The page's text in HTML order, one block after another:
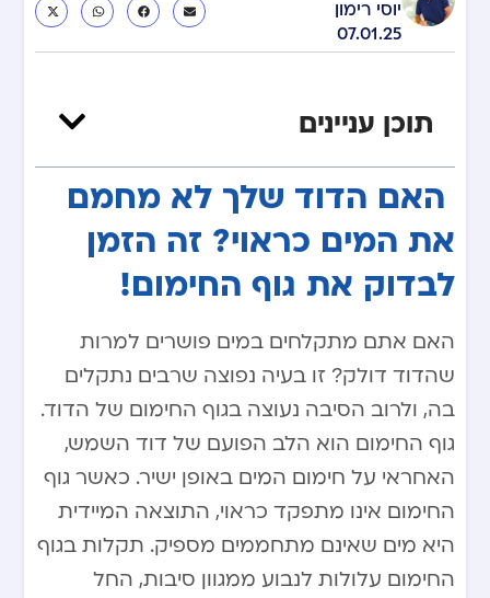
יוסי רימון
07.01.25
תוכן עניינים
האם הדוד שלך לא מחמם
את המים כראוי? זה הזמן
לבדוק את גוף החימום!
האם אתם מתקלחים במים פושרים למרות
שהדוד דולק? זו בעיה נפוצה שרבים נתקלים
בה, ולרוב הסיבה נעוצה בגוף החימום של הדוד.
גוף החימום הוא הלב הפועם של דוד השמש,
האחראי על חימום המים באופן ישיר. כאשר גוף
החימום אינו מתפקד כראוי, התוצאה המיידית
היא מים שאינם מתחממים מספיק. תקלות בגוף
החימום עלולות לנבוע ממגוון סיבות, החל